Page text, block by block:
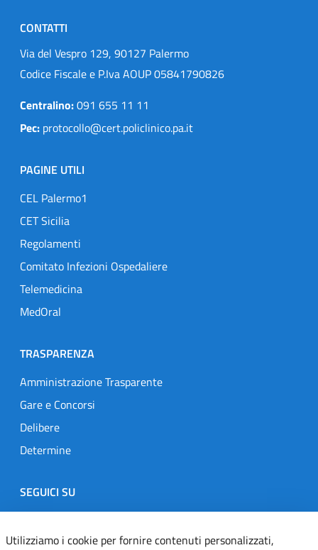
CONTATTI
Via del Vespro 129, 90127 Palermo
Codice Fiscale e P.Iva AOUP 05841790826
Centralino:091 655 11 11
Pec: protocollo@cert.policlinico.pa.it
PAGINE UTILI
CEL Palermo1
CET Sicilia
Regolamenti
Comitato Infezioni Ospedaliere
Telemedicina
MedOral
TRASPARENZA
Amministrazione Trasparente
Gare e Concorsi
Delibere
Determine
SEGUICI SU
Designers Italia
TwitterInstagramYoutubeLinkedin
Utilizziamo i cookie per fornire contenuti personalizzati,